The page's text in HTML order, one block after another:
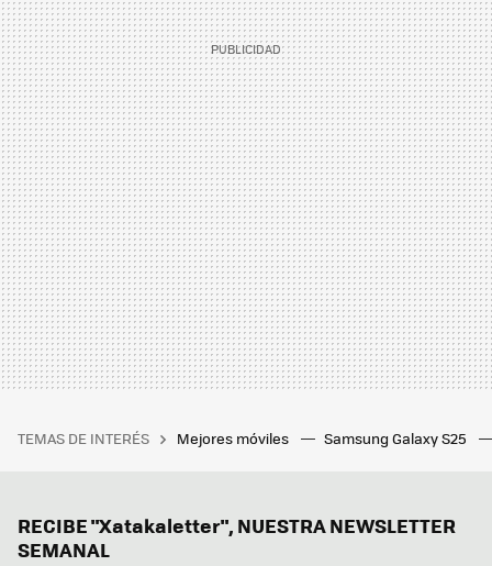
TEMAS DE INTERÉS Mejores móviles Samsung Galaxy S25
RECIBE "Xatakaletter", NUESTRA NEWSLETTER
SEMANAL